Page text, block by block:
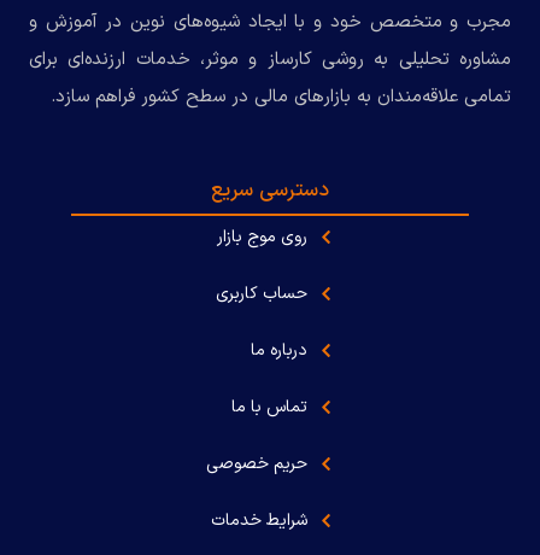
مجرب و متخصص خود و با ایجاد شیوه‌های نوین در آموزش و
مشاوره تحلیلی به روشی کارساز و موثر، خدمات ارزنده‌ای برای
تمامی علاقه‌مندان به بازارهای مالی در سطح کشور فراهم سازد.
دسترسی سریع
روی موج بازار
حساب کاربری
درباره ما
تماس با ما
حریم خصوصی
شرایط خدمات